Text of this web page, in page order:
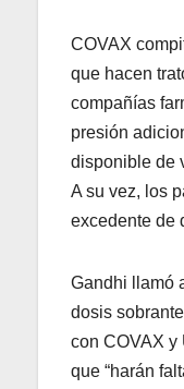
COVAX
que hacen
compañías
presión
disponible de
A su vez, los
excedente de
Gandhi llamó
dosis
con COVAX y
que “harán